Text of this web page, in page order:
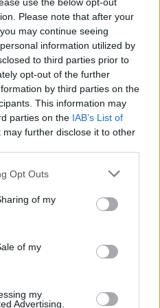
Please note that after your
may continue seeing
information utilized by
to third parties prior to
opt-out of the further
by third parties on the
This information may
parties on the IAB’s List of
may further disclose it to other
Opt Outs
of my
of my
my
Advertising.
na Chrudimsku přibyly
(ČTK)
Na kilometrovém úseku silnice
I/37 u Trhové Kamenice na
Chrudimsku přibyly pachové
ohradníky. Mají odradit zvěř
od vstupu na vozovku,
Generali Česká pojišťovna.
rok vyhodnotit. Podle
záchrany ibisů skalních ve
Ostravská zoologická zahrada
se zapojila do nového projektu
Katalánsku. Cílem je posílení